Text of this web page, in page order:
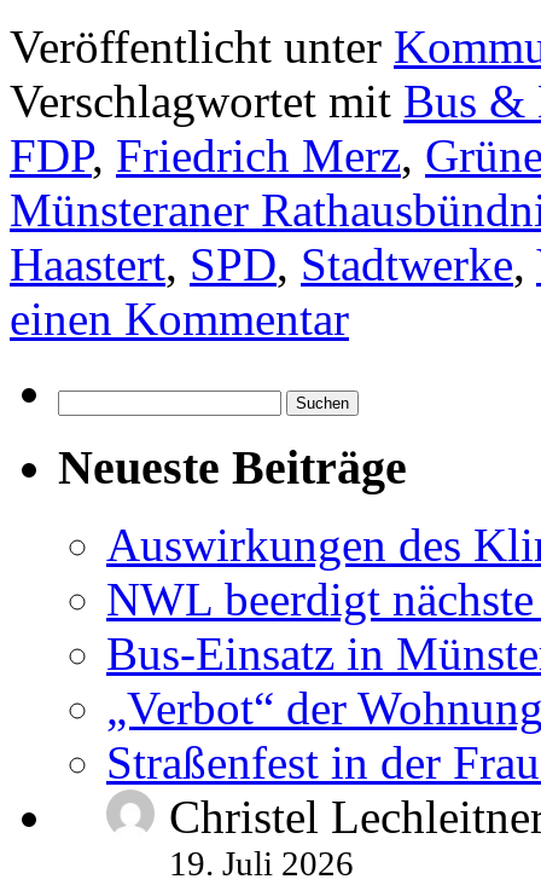
Veröffentlicht unter
Verschlagwortet mit Bus &
FDP, Friedrich Merz,
Münsteraner
Haastert, SPD, Stadtwerke,
einen Kommentar
nach:
Neueste Beiträge
Auswirkungen des
NWL beerdigt
Bus-Einsatz in
„Verbot“ der
Straßenfest in der
Christel
19. Juli 2026